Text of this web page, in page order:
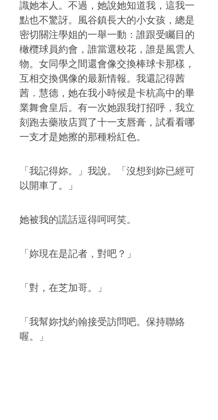
識她本人。不過，她說她知道我，這我一
點也不驚訝。風谷鎮長大的小女孩，總是
密切關注學姐的一舉一動：誰跟受矚目的
橄欖球員約會，誰當選校花，誰是風雲人
物。女同學之間還會像交換棒球卡那樣，
互相交換偶像的最新情報。我還記得茜
茜．慧德，她在我小時候是卡杭高中的畢
業舞會皇后。有一次她跟我打招呼，我立
刻跑去藥妝店買了十一支唇膏，試看看哪
一支才是她擦的那種粉紅色。
「我記得妳。」我說。「沒想到妳已經可
以開車了。」
她被我的謊話逗得呵呵笑。
「妳現在是記者，對吧？」
「對，在芝加哥。」
「我幫妳找約翰接受訪問吧。保持聯絡
喔。」